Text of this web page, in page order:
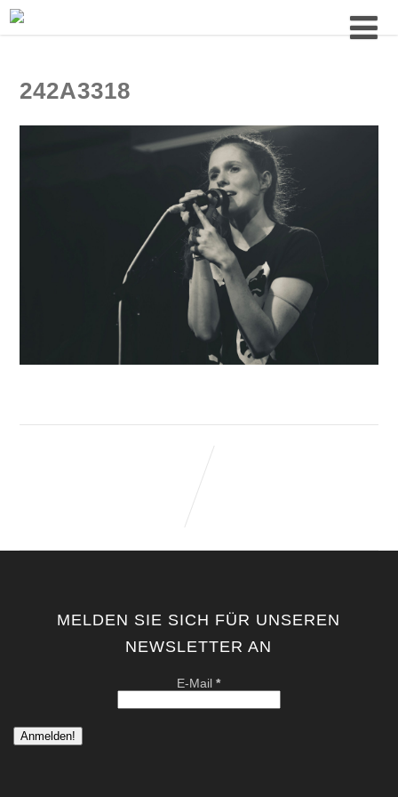
242A3318
MELDEN SIE SICH FÜR UNSEREN
NEWSLETTER AN
E-Mail*